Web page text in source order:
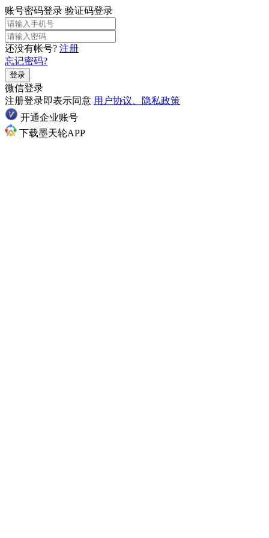
账号密码登录 验证码登录
还没有帐号? 注册
忘记密码?
登录
微信登录
注册登录即表示同意 用户协议、隐私政策
开通企业账号
下载墨天轮APP